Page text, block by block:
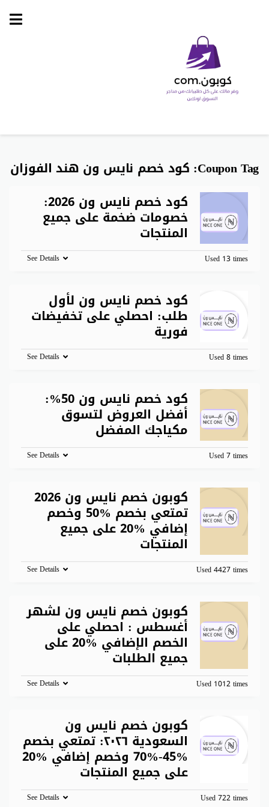
Skip
Coupon Tag: كود خصم نايس ون هند الفوزان
كود خصم نايس ون 2026:
خصومات ضخمة على جميع
المنتجات
Used 13 times
See Details
كود خصم نايس ون لأول
طلب: احصلي على تخفيضات
فورية
Used 8 times
See Details
كود خصم نايس ون 50%:
أفضل العروض لتسوق
مكياجك المفضل
Used 7 times
See Details
كوبون خصم نايس ون 2026
تمتعي بخصم %50 وخصم
إضافي %20 على جميع
المنتجات
Used 4427 times
See Details
كوبون خصم نايس ون لشهر
أغسطس : احصلي على
الخصم الإضافي %20 على
جميع الطلبات
Used 1012 times
See Details
كوبون خصم نايس ون
السعودية ٢٠٢٦: تمتعي بخصم
%45-%70 وخصم إضافي %20
على جميع المنتجات
Used 722 times
See Details